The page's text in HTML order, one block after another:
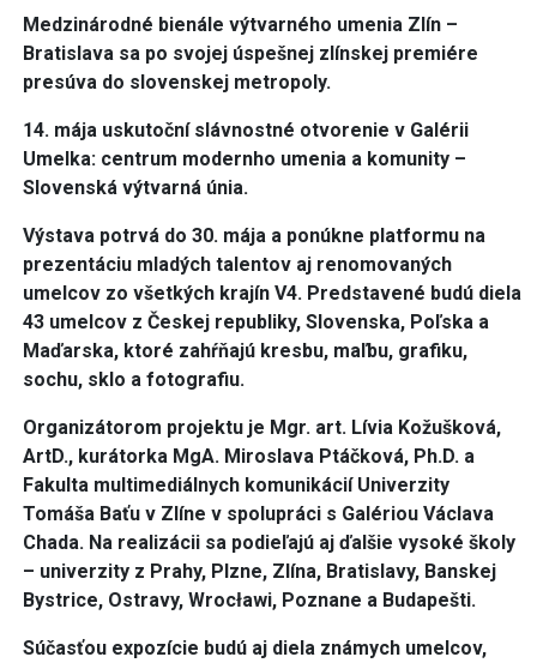
Medzinárodné bienále výtvarného umenia Zlín –
Bratislava sa po svojej úspešnej zlínskej premiére
presúva do slovenskej metropoly.
14. mája uskutoční slávnostné otvorenie v Galérii
Umelka: centrum modernho umenia a komunity –
Slovenská výtvarná únia.
Výstava potrvá do 30. mája a ponúkne platformu na
prezentáciu mladých talentov aj renomovaných
umelcov zo všetkých krajín V4. Predstavené budú diela
43 umelcov z Českej republiky, Slovenska, Poľska a
Maďarska, ktoré zahŕňajú kresbu, maľbu, grafiku,
sochu, sklo a fotografiu.
Organizátorom projektu je Mgr. art. Lívia Kožušková,
ArtD., kurátorka MgA. Miroslava Ptáčková, Ph.D. a
Fakulta multimediálnych komunikácií Univerzity
Tomáša Baťu v Zlíne v spolupráci s Galériou Václava
Chada. Na realizácii sa podieľajú aj ďalšie vysoké školy
– univerzity z Prahy, Plzne, Zlína, Bratislavy, Banskej
Bystrice, Ostravy, Wrocławi, Poznane a Budapešti.
Súčasťou expozície budú aj diela známych umelcov,